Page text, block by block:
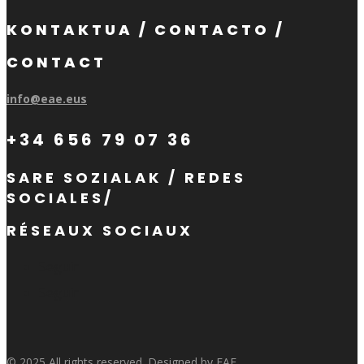
KONTAKTUA / CONTACTO /
CONTACT
info@eae.eus
+34 656 79 07 36
SARE SOZIALAK / REDES
SOCIALES/
RÉSEAUX SOCIAUX